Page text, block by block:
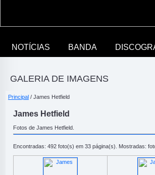
NOTÍCIAS BANDA
GALERIA DE IMAGENS
Principal / James Hetfield
James Hetfield
Fotos de James Hetfield.
Encontradas: 492 foto(s) em 33 página(s). Mostradas: